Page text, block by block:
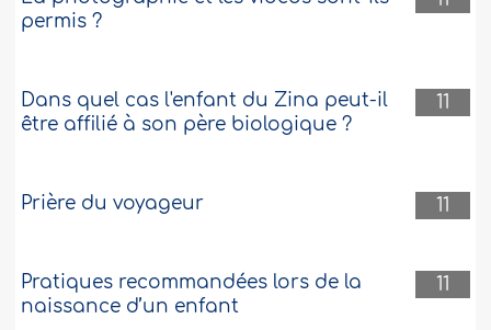
permis ?
11
Dans quel cas l'enfant du Zina peut-il
être affilié à son père biologique ?
11
Prière du voyageur
11
Pratiques recommandées lors de la
naissance d’un enfant